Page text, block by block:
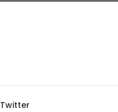
Twitter